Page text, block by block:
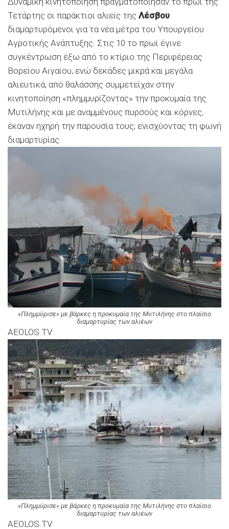
Τετάρτης οι παράκτιοι αλιείς της Λέσβου
διαμαρτυρόμενοι για τα νέα μέτρα του Υπουργείου
Αγροτικής Ανάπτυξης. Στις 10 το πρωί έγινε
συγκέντρωση έξω από το κτίριο της Περιφέρειας
Βορείου Αιγαίου, ενώ δεκάδες μικρά και μεγάλα
αλιευτικά, από θαλάσσης συμμετείχαν στην
κινητοποίηση «πλημμυρίζοντας» την προκυμαία της
Μυτιλήνης και με αναμμένους πυρσούς και κόρνες,
έκαναν ηχηρή την παρουσία τους, ενισχύοντας τη φωνή
διαμαρτυρίας.
«Πλημμύρισε» με βάρκες η προκυμαία της Μυτιλήνης στο πλαίσιο
διαμαρτυρίας των αλιέων
AEOLOS.TV
«Πλημμύρισε» με βάρκες η προκυμαία της Μυτιλήνης στο πλαίσιο
διαμαρτυρίας των αλιέων
AEOLOS.TV